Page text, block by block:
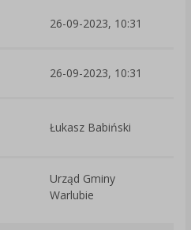
26-09-2023, 10:31
26-09-2023, 10:31
Łukasz Babiński
Urząd Gminy
Warlubie